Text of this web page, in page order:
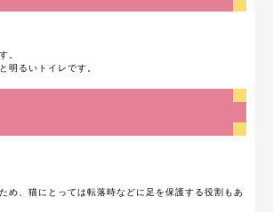
。
明るいトイレです。
め、猫にとっては転落時などに足を保護する役割もあ